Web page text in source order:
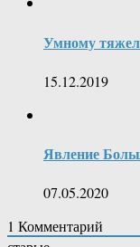
Умному
15.12.2019
Явление
07.05.2020
1 Комментарий